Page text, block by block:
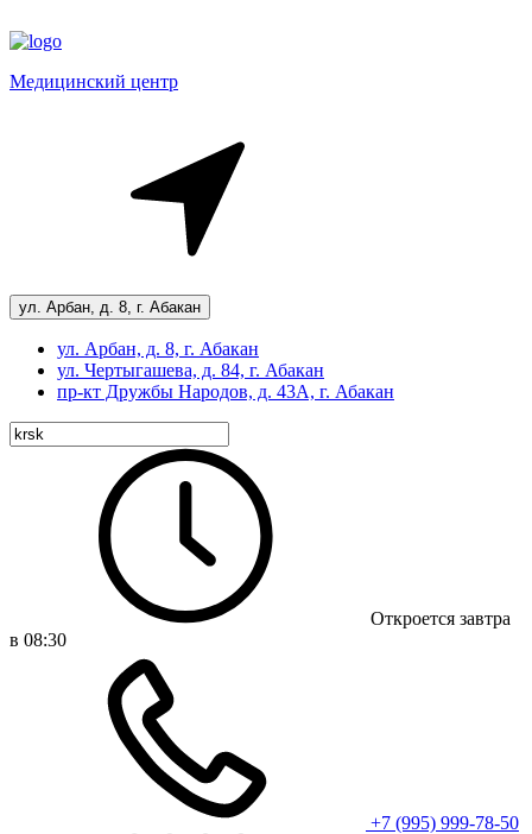
Медицинский центр
ул. Арбан, д. 8, г. Абакан
ул. Арбан, д. 8, г. Абакан
ул. Чертыгашева, д. 84, г. Абакан
пр-кт Дружбы Народов, д. 43А, г. Абакан
Откроется завтра
в 08:30
+7 (995) 999-78-50